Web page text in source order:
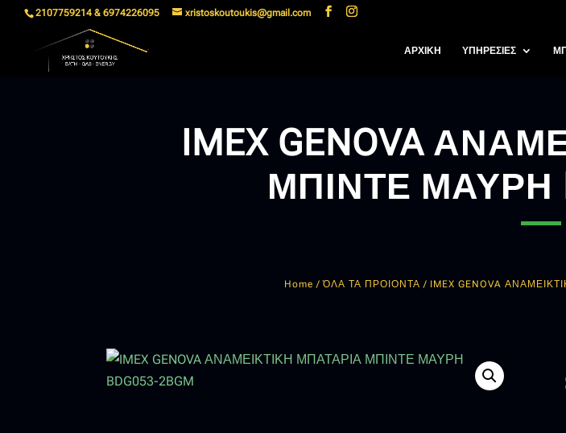
2107759214 & 6974226095 xristoskoutoukis@gmail.com
ΑΡΧΙΚΗ ΥΠΗΡΕΣΙΕΣ
IMEX GENOVA
ΜΠΙΝΤΕ ΜΑΥΡΗ
Home /ΌΛΑ ΤΑ ΠΡΟΙΟΝΤΑ / IMEX GENOVA